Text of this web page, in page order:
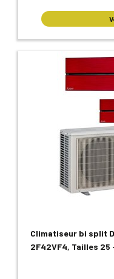
Climatiseur bi split
2F42VF4, Tailles 25